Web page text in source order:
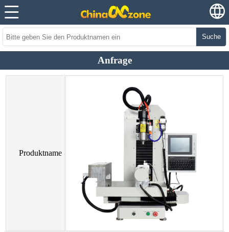
Suche
Anfrage
Produktname